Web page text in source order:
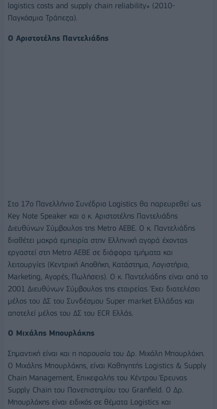
logistics costs and supply chain reliability» (2010-
Παγκόσμια Τράπεζα).
O Αριστοτέλης Παντελιάδης
Στο 17ο Πανελλήνιο Συνέδριο Logistics θα παρευρεθεί ως
Key Note Speaker και ο κ. Αριστοτέλης Παντελιάδης
Διευθύνων Σύμβουλος της Metro ΑΕΒΕ. Ο κ. Παντελιάδης
διαθέτει μακρά εμπειρία στην Ελληνική αγορά έχοντας
εργαστεί στη Metro ΑΕΒΕ σε διάφορα τμήματα και
λειτουργίες (Κεντρική Αποθήκη, Κατάστημα, Λογιστήριο,
Marketing, Αγορές, Πωλήσεις). Ο κ. Παντελιάδης είναι από το
2001 Διευθύνων Σύμβουλος της εταιρείας. Έχει διατελέσει
μέλος του ΔΣ του Συνδέσμου Super market Ελλάδας και
αποτελεί μέλος του ΔΣ του ECR Ελλάς.
Ο Μιχάλης Μπουρλάκης
Σημαντική είναι και η παρουσία του Δρ. Μιχάλη Μπουρλάκη.
Ο Μιχάλης Μπουρλάκης, είναι Καθηγητής Logistics & Supply
Chain Management, Επικεφαλής του Κέντρου Έρευνας
Supply Chain του Πανεπιστημίου του Granfield. Ο Δρ.
Μπουρλάκης είναι ειδικός σε θέματα Logistics και